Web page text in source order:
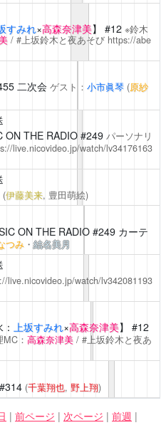
すみれ×高森奈津美】 #12 ※鈴木
/ #上坂鈴木と夜あそび https://abe
二次会 ゲスト： 小市眞琴 (原紗
ON THE RADIO#249 パーソナリ
live.nicovideo.jp/watch/lv34176163
(伊藤美来, 豊田萌絵)
ON THE RADIO#249 カーテ
つみ・結名美月
live.nicovideo.jp/watch/lv342081193
上坂すみれ×高森奈津美】 #12
： 高森奈津美/ #上坂鈴木と夜あ
#314 (千葉翔也, 野上翔)
| 前ページ | 次ページ | 前週 |